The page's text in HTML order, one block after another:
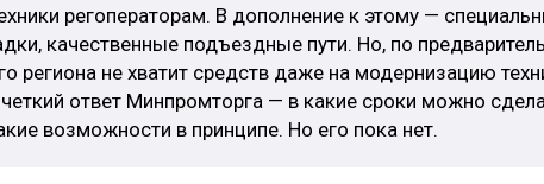
регоператорам. В дополнение к этому —
качественные подъездные пути. Но, по
региона не хватит средств даже на модернизацию
ответ Минпромторга — в какие сроки можно
возможности в принципе. Но его пока нет.